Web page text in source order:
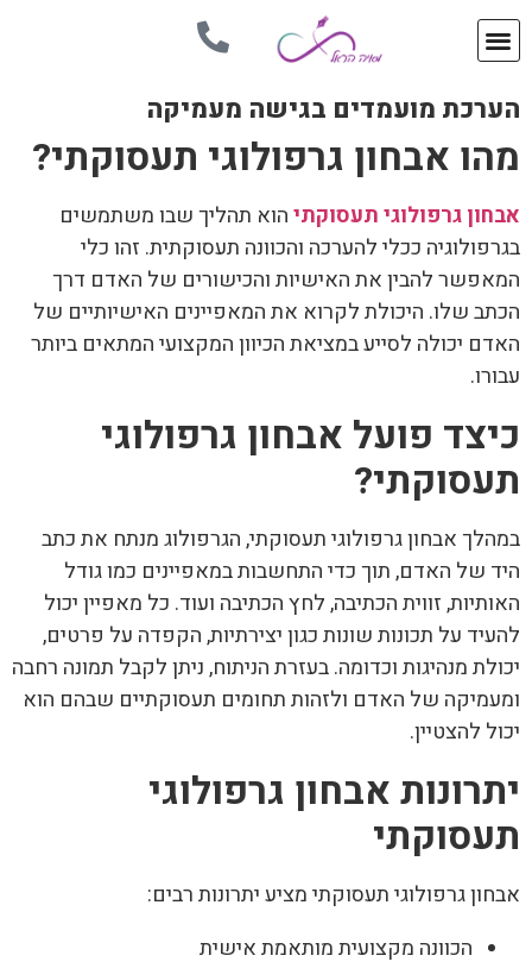
הערכת מועמדים בגישה מעמיקה
מהו אבחון גרפולוגי תעסוקתי?
אבחון גרפולוגי תעסוקתיהוא תהליך שבו משתמשים
בגרפולוגיה ככלי להערכה והכוונה תעסוקתית. זהו כלי
המאפשר להבין את האישיות והכישורים של האדם דרך
הכתב שלו. היכולת לקרוא את המאפיינים האישיותיים של
האדם יכולה לסייע במציאת הכיוון המקצועי המתאים ביותר
עבורו.
כיצד פועל אבחון גרפולוגי
תעסוקתי?
במהלך אבחון גרפולוגי תעסוקתי, הגרפולוג מנתח את כתב
היד של האדם, תוך כדי התחשבות במאפיינים כמו גודל
האותיות, זווית הכתיבה, לחץ הכתיבה ועוד. כל מאפיין יכול
להעיד על תכונות שונות כגון יצירתיות, הקפדה על פרטים,
יכולת מנהיגות וכדומה. בעזרת הניתוח, ניתן לקבל תמונה רחבה
ומעמיקה של האדם ולזהות תחומים תעסוקתיים שבהם הוא
יכול להצטיין.
יתרונות אבחון גרפולוגי
תעסוקתי
אבחון גרפולוגי תעסוקתי מציע יתרונות רבים:
הכוונה מקצועית מותאמת אישית